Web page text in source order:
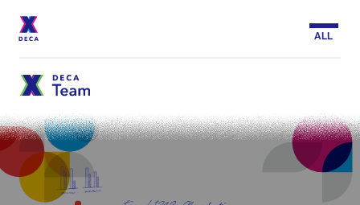
ペ
ー
ジ
内
ュ
ー
ALL
ー
About
DECAについて
Services